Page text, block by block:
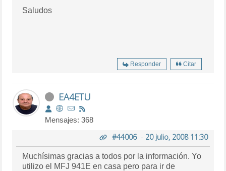
Saludos
Responder Citar
EA4ETU
Mensajes: 368
#44006- 20 julio, 2008 11:30
Muchísimas gracias a todos por la información. Yo
utilizo el MFJ 941E en casa pero para ir de